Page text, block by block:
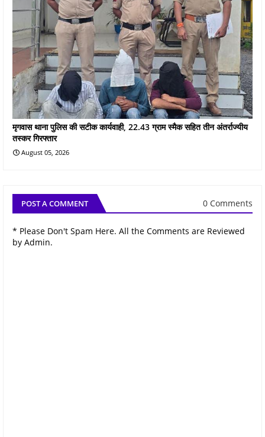
मृगवास थाना पुलिस की सटीक कार्यवाही, 22.43 ग्राम स्मैक सहित तीन अंतर्राज्यीय
तस्कर गिरफ्तार
August 05, 2026
POST A COMMENT 0 Comments
* Please Don't Spam Here. All the Comments are Reviewed
by Admin.